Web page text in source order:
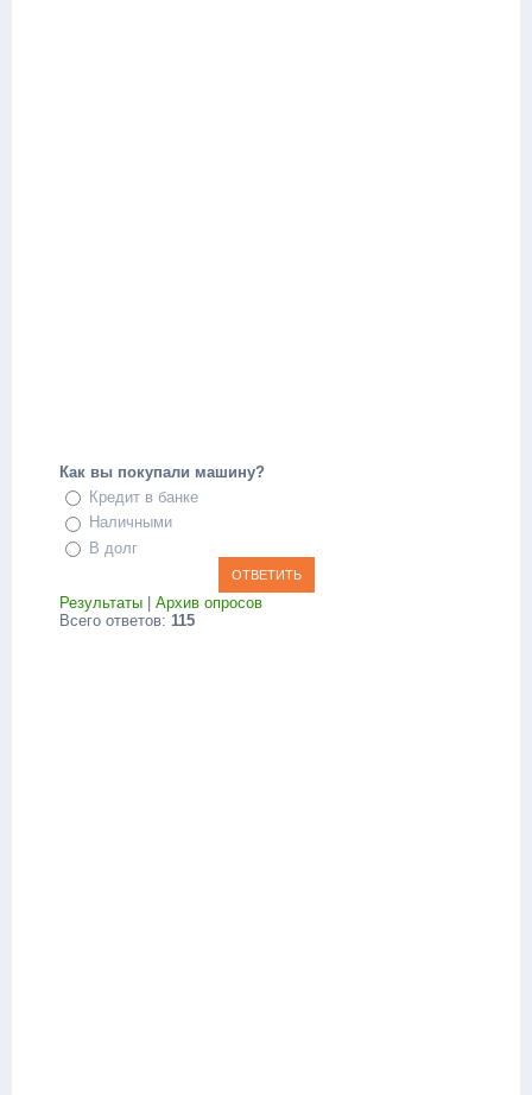
Как вы покупали машину?
Кредит в банке
Наличными
В долг
Результаты
Архив опросов
Всего ответов: 115